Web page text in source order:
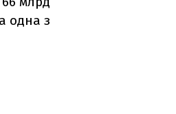
одна з